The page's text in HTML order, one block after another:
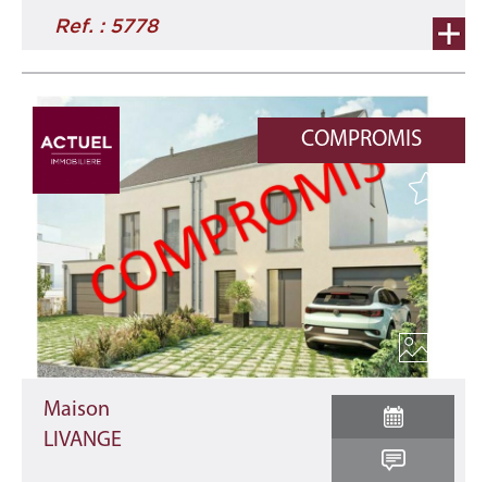
Ref. : 5778
COMPROMIS
Maison
LIVANGE